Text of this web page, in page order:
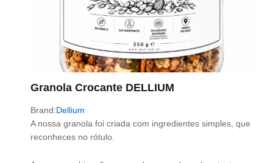
Granola Crocante DELLIUM
Brand:Dellium
A nossa granola foi criada com ingredientes simples, que
reconheces no rótulo.